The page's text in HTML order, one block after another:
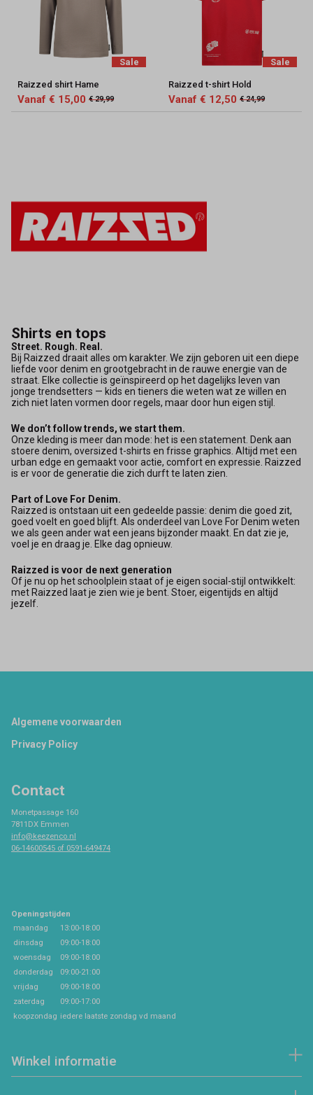
Sale
Raizzed shirt Hame
Vanaf € 15,00 € 29,99
Sale
Raizzed t-shirt Hold
Vanaf € 12,50 € 24,99
Shirts en tops
Street. Rough. Real.
Bij Raizzed draait alles om karakter. We zijn geboren uit een diepe
liefde voor denim en grootgebracht in de rauwe energie van de
straat. Elke collectie is geïnspireerd op het dagelijks leven van
jonge trendsetters — kids en tieners die weten wat ze willen en
zich niet laten vormen door regels, maar door hun eigen stijl.
We don’t follow trends, we start them.
Onze kleding is meer dan mode: het is een statement. Denk aan
stoere denim, oversized t-shirts en frisse graphics. Altijd met een
urban edge en gemaakt voor actie, comfort en expressie. Raizzed
is er voor de generatie die zich durft te laten zien.
Part of Love For Denim.
Raizzed is ontstaan uit een gedeelde passie: denim die goed zit,
goed voelt en goed blijft. Als onderdeel van Love For Denim weten
we als geen ander wat een jeans bijzonder maakt. En dat zie je,
voel je en draag je. Elke dag opnieuw.
Raizzed is voor de next generation
Of je nu op het schoolplein staat of je eigen social-stijl ontwikkelt:
met Raizzed laat je zien wie je bent. Stoer, eigentijds en altijd
jezelf.
Footer
Algemene voorwaarden
Privacy Policy
Contact
Monetpassage 160
7811DX Emmen
info@keezenco.nl
06-14600545 of 0591-649474
Openingstijden
maandag
13:00-18:00
dinsdag
09:00-18:00
woensdag
09:00-18:00
donderdag
09:00-21:00
vrijdag
09:00-18:00
zaterdag
09:00-17:00
koopzondag iedere laatste zondag vd maand
Winkel informatie